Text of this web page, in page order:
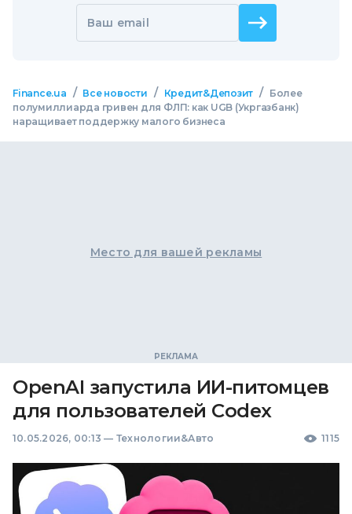
Ваш email
Finance.ua / Все новости / Кредит&Депозит /
Более
полумиллиарда гривен для ФЛП: как UGB (Укргазбанк)
наращивает поддержку малого бизнеса
Место для вашей рекламы
OpenAI запустила ИИ-питомцев
для пользователей Codex
10.05.2026, 00:13 — Технологии&Авто 1115